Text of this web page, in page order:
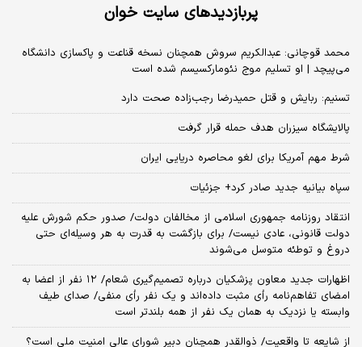
پربازدیدهای سایت خوان
محمد قوچانی: عبدالکریم سروش همچنان نسخه قناعت و پاکسازی دانشگاه
می‌پیچد | او تسلیم موج نئومارکسیسم شده است
تسنیم: ربایش و قتل حمیدرضا رجب‌زاده صحت دارد
پالایشگاه سیزران هدف حمله قرار گرفت
شرط مهم آمریکا برای لغو محاصره دریایی ایران
سپاه بیانیه جدید صادر کرد+ جزئیات
انتقاد روزنامه جمهوری اسلامی از مخالفان دولت/ صدور حکم شورش علیه
دولت قانونی، عادی نیست/ برای بازگشت به قدرت به هر وسیله‌ای حتی
دروغ و توطئه متوسل می‌شوند
اظهارات جدید معاون پزشکیان درباره تصمیم‌گیری شعام/ ۱۲ نفر از اعضا به
امضای تفاهم‌نامه رأی مثبت داده‌اند و یک نفر رأی منفی/ صدای طیف
وابسته یا نزدیک به همان یک نفر از همه بلندتر است
از شایعه تا واقعیت/ ذوالقدر همچنان دبیر شورای ‌عالی امنیت ملی است؟